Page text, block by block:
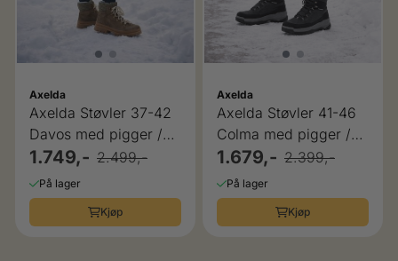
Axelda
Axelda Støvler 37-42
Davos med pigger /
brodder
1.749,- 2.499,-
På lager
Kjøp
Axelda
Axelda Støvler 41-46
Colma med pigger /
brodder
1.679,- 2.399,-
På lager
Kjøp